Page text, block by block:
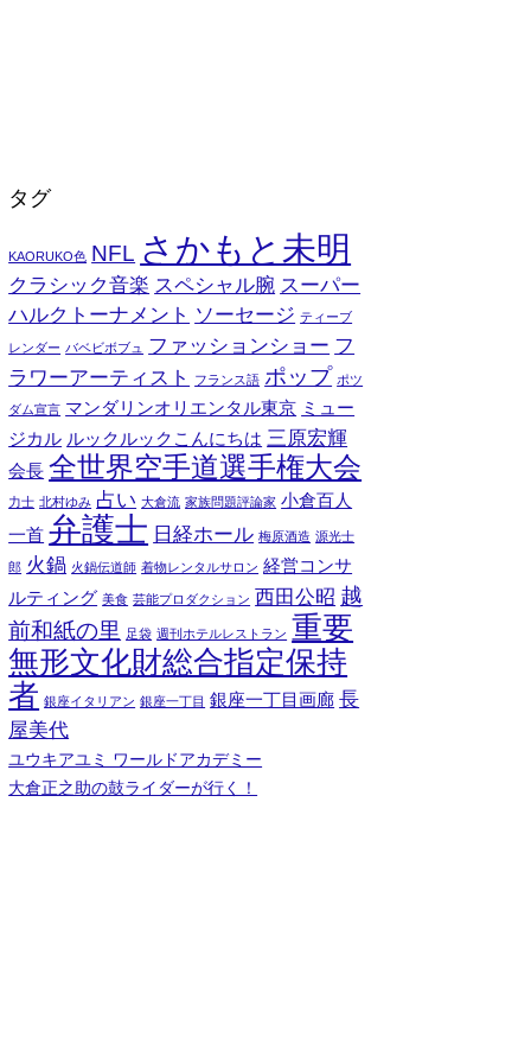
タグ
KAORUKO色 NFL さかもと未明
クラシック音楽 スペシャル腕 スーパー
ハルクトーナメント ソーセージ ティーブ
レンダー バベビボブュ ファッションショー フ
ラワーアーティスト
フランス語 ポップ ポツ
ダム宣言 マンダリンオリエンタル東京 ミュー
ジカル ルックルックこんにちは 三原宏輝
会長 全世界空手道選手権大会
力士 北村ゆみ 占い 大倉流 家族問題評論家 小倉百人
一首 弁護士 日経ホール 梅原酒造 源光士
郎 火鍋 火鍋伝道師 着物レンタルサロン 経営コンサ
ルティング 美食 芸能プロダクション 西田公昭 越
前和紙の里 足袋 週刊ホテルレストラン 重要
無形文化財総合指定保持
者 銀座イタリアン 銀座一丁目 銀座一丁目画廊 長
屋美代
ユウキアユミ ワールドアカデミー
大倉正之助の鼓ライダーが行く！